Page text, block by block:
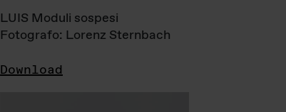
LUIS Moduli sospesi
Fotografo: Lorenz Sternbach
Download